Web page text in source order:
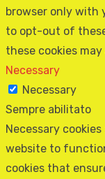
browser only with
to opt-out of
these cookies
Necessary
Necessary
Sempre abilitato
Necessary
website to
cookies that